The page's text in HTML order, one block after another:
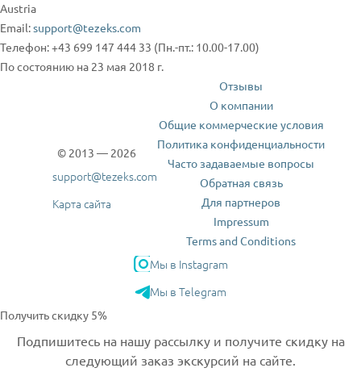
Austria
Email:support@tezeks.com
Телефон: +43 699 147 444 33 (Пн.-пт.: 10.00-17.00)
По состоянию на 23 мая 2018 г.
© 2013 — 2026
support@tezeks.com
Карта сайта
Отзывы
О компании
Общие коммерческие условия
Политика конфиденциальности
Часто задаваемые вопросы
Обратная связь
Для партнеров
Impressum
Terms and Conditions
Мы в Instagram
Мы в Telegram
Получить скидку 5%
Подпишитесь на нашу рассылку и получите скидку на
следующий заказ экскурсий на сайте.